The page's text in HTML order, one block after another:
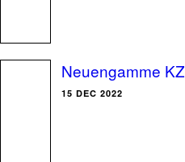
Neuengamme KZ
15 DEC 2022